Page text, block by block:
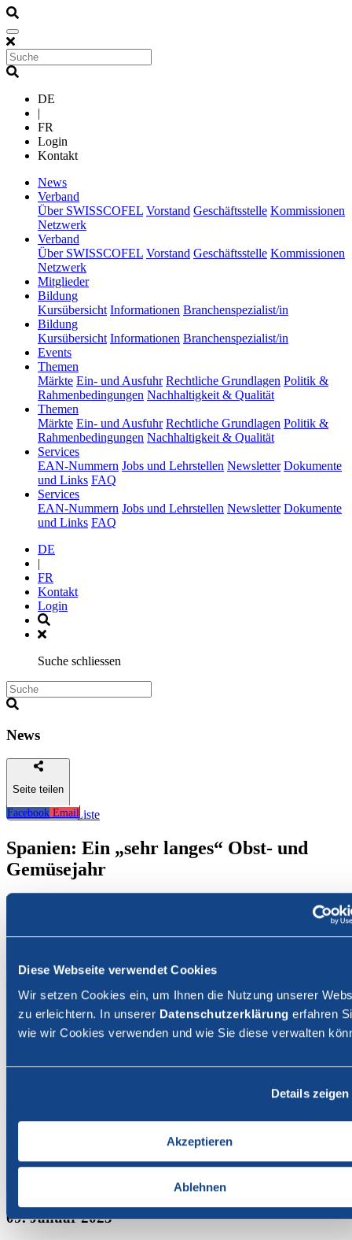
Diese Webseite verwendet Cookies
Wir setzen Cookies ein, um Ihnen die Nutzung unserer
zu erleichtern. In unserer Datenschutzerklärung erfahren
wie wir Cookies verwenden und wie Sie diese verwalten
Details zeigen
Akzeptieren
Ablehnen
DE
|
FR
Login
Kontakt
News(current)
Verband
Über SWISSCOFEL Vorstand Geschäftsstelle Kommissionen
Netzwerk
Verband
Über SWISSCOFEL Vorstand Geschäftsstelle Kommissionen
Netzwerk
Mitglieder(current)
Bildung(current)
Kursübersicht Informationen Branchenspezialist/in
Bildung(current)
Kursübersicht Informationen Branchenspezialist/in
Events(current)
Themen
Märkte Ein- und Ausfuhr Rechtliche Grundlagen Politik &
Rahmenbedingungen Nachhaltigkeit & Qualität
Themen
Märkte Ein- und Ausfuhr Rechtliche Grundlagen Politik &
Rahmenbedingungen Nachhaltigkeit & Qualität
Services(current)
EAN-Nummern Jobs und Lehrstellen Newsletter Dokumente
und Links FAQ
Services(current)
EAN-Nummern Jobs und Lehrstellen Newsletter Dokumente
und Links FAQ
DE
|
FR
Kontakt
Login
Suche schliessen
News
Seite teilen
Facebook Email
Zurück zur Liste
Spanien: Ein „sehr langes“ Obst- und
Gemüsejahr
09. Januar 2025